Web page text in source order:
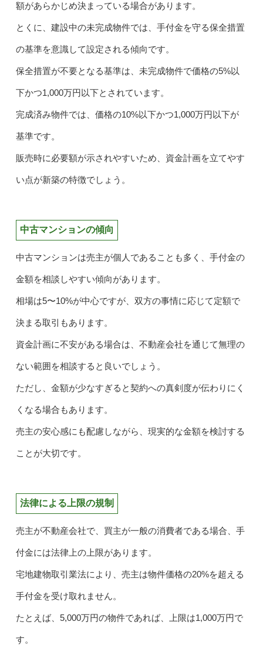
額があらかじめ決まっている場合があります。
とくに、建設中の未完成物件では、手付金を守る保全措置
の基準を意識して設定される傾向です。
保全措置が不要となる基準は、未完成物件で価格の5%以
下かつ1,000万円以下とされています。
完成済み物件では、価格の10%以下かつ1,000万円以下が
基準です。
販売時に必要額が示されやすいため、資金計画を立てやす
い点が新築の特徴でしょう。
中古マンションの傾向
中古マンションは売主が個人であることも多く、手付金の
金額を相談しやすい傾向があります。
相場は5〜10%が中心ですが、双方の事情に応じて定額で
決まる取引もあります。
資金計画に不安がある場合は、不動産会社を通じて無理の
ない範囲を相談すると良いでしょう。
ただし、金額が少なすぎると契約への真剣度が伝わりにく
くなる場合もあります。
売主の安心感にも配慮しながら、現実的な金額を検討する
ことが大切です。
法律による上限の規制
売主が不動産会社で、買主が一般の消費者である場合、手
付金には法律上の上限があります。
宅地建物取引業法により、売主は物件価格の20%を超える
手付金を受け取れません。
たとえば、5,000万円の物件であれば、上限は1,000万円で
す。